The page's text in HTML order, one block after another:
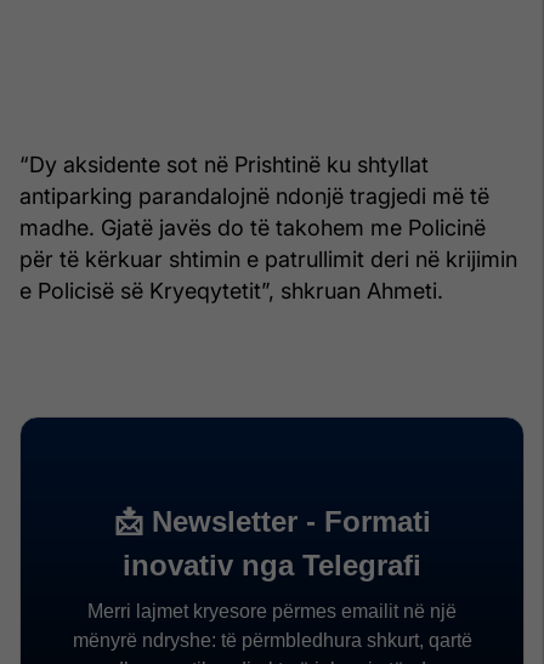
“Dy aksidente sot në Prishtinë ku shtyllat
antiparking parandalojnë ndonjë tragjedi më të
madhe. Gjatë javës do të takohem me Policinë
për të kërkuar shtimin e patrullimit deri në krijimin
e Policisë së Kryeqytetit”, shkruan Ahmeti.